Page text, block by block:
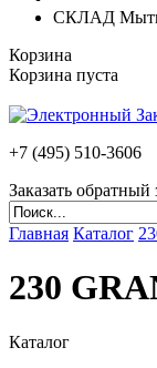
СКЛАД
Корзина
Корзина пуста
+7 (495) 510-3606
Заказать обратный
Главная Каталог
230
Каталог